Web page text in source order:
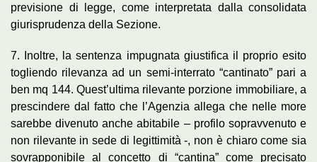
previsione di legge, come interpretata dalla consolidata
giurisprudenza della Sezione.
7. Inoltre, la sentenza impugnata giustifica il proprio esito
togliendo rilevanza ad un semi-interrato “cantinato” pari a
ben mq 144. Quest’ultima rilevante porzione immobiliare, a
prescindere dal fatto che l’Agenzia allega che nelle more
sarebbe divenuto anche abitabile – profilo sopravvenuto e
non rilevante in sede di legittimità -, non è chiaro come sia
sovrapponibile al concetto di “cantina” come precisato